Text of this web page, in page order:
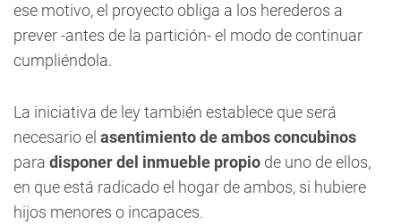
ese motivo, el proyecto obliga a los herederos a
prever -antes de la partición- el modo de continuar
cumpliéndola.
La iniciativa de ley también establece que será
necesario el asentimiento de ambos concubinos
para disponer del inmueble propio de uno de ellos,
en que está radicado el hogar de ambos, si hubiere
hijos menores o incapaces.